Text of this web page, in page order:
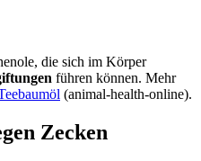
die sich im Körper
führen können. Mehr
(animal-health-online).
Zecken